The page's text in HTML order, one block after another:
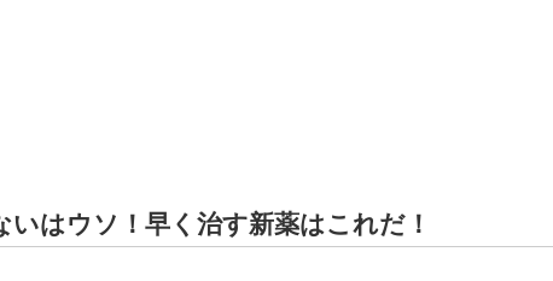
はウソ！早く治す新薬はこれだ！